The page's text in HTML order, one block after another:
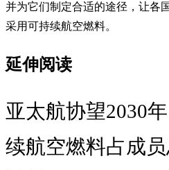
并为它们制定合适的途径，让各
采用可持续航空燃料。
延伸阅读
亚太航协望2030
续航空燃料占成员